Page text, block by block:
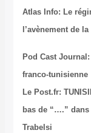
Atlas Info: Le
l’avènement de
Pod Cast
franco-tunisienne
Le Post.fr:
bas de “….” dans
Trabelsi